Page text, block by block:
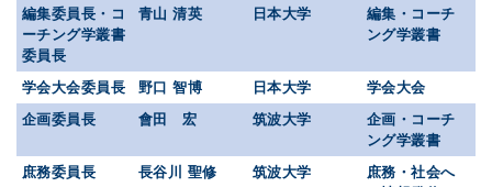
編集委員長・コ
ーチング学叢書
委員長
青山 清英 日本大学
編集・コーチ
ング学叢書
学会大会委員長 野口 智博 日本大学
学会大会
企画委員長
會田 宏 筑波大学
企画・コーチ
ング学叢書
庶務委員長
長谷川 聖修 筑波大学
庶務・社会へ